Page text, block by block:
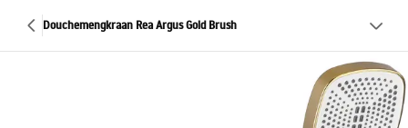
Douchemengkraan Rea Argus Gold Brush